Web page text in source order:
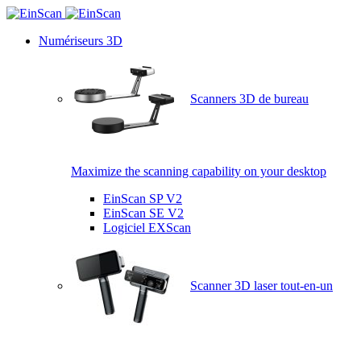
Numériseurs 3D
Scanners 3D de bureau
Maximize the scanning capability on your desktop
EinScan SP V2
EinScan SE V2
Logiciel EXScan
Scanner 3D laser tout-en-un